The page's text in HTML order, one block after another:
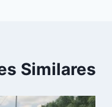
Similares